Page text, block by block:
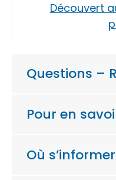
Découvert
Questions –
Pour en
Où